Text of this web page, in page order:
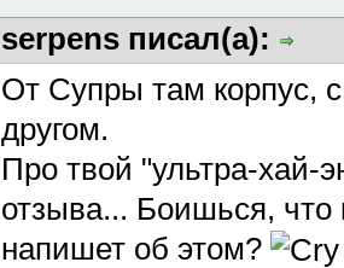
serpens писал(а):
От Супры там корпус,
другом.
Про твой "ультра-хай-
отзыва... Боишься, что
напишет об этом?